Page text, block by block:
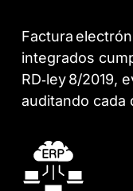
Factura
integrados
RD‑ley 8/2019,
auditando cada